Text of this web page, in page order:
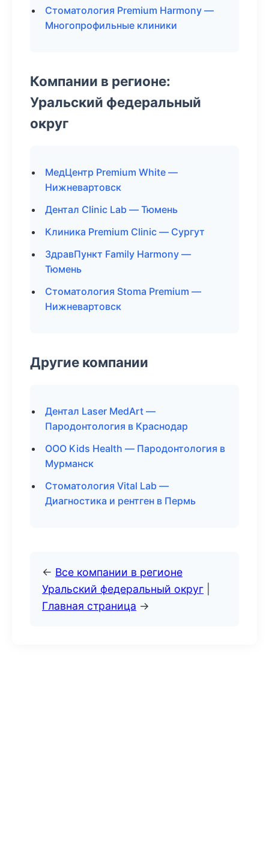
Стоматология Premium Harmony —
Многопрофильные клиники
Компании в регионе:
Уральский федеральный
округ
МедЦентр Premium White —
Нижневартовск
Дентал Clinic Lab — Тюмень
Клиника Premium Clinic — Сургут
ЗдравПункт Family Harmony —
Тюмень
Стоматология Stoma Premium —
Нижневартовск
Другие компании
Дентал Laser MedArt —
Пародонтология в Краснодар
ООО Kids Health — Пародонтология в
Мурманск
Стоматология Vital Lab —
Диагностика и рентген в Пермь
← Все компании в регионе
Уральский федеральный округ
Главная страница →